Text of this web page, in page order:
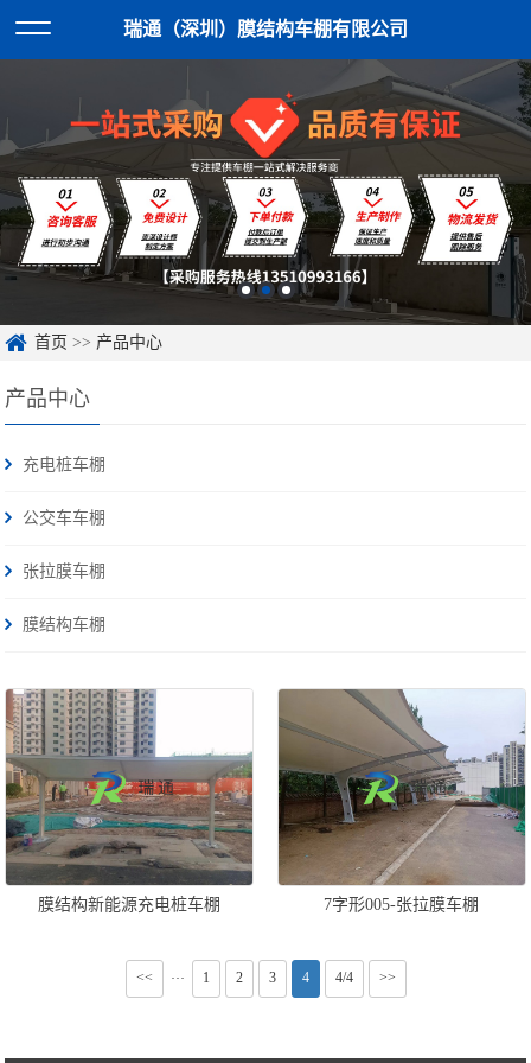
瑞通（深圳）膜结构车棚有限公司
首页 >> 产品中心
产品中心
充电桩车棚
公交车车棚
张拉膜车棚
膜结构车棚
膜结构新能源充电桩车棚 7字形005-张拉膜车棚
<< ··· 1 2 3 4 4/4 >>